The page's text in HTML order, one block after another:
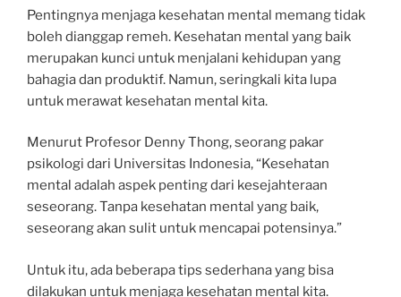
Pentingnya menjaga kesehatan mental memang tidak
boleh dianggap remeh. Kesehatan mental yang baik
merupakan kunci untuk menjalani kehidupan yang
bahagia dan produktif. Namun, seringkali kita lupa
untuk merawat kesehatan mental kita.
Menurut Profesor Denny Thong, seorang pakar
psikologi dari Universitas Indonesia, “Kesehatan
mental adalah aspek penting dari kesejahteraan
seseorang. Tanpa kesehatan mental yang baik,
seseorang akan sulit untuk mencapai potensinya.”
Untuk itu, ada beberapa tips sederhana yang bisa
dilakukan untuk menjaga kesehatan mental kita.